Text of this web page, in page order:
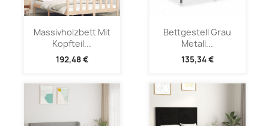
Massivholzbett Mit
Kopfteil...
192,48 €
Bettgestell Grau
Metall...
135,34 €